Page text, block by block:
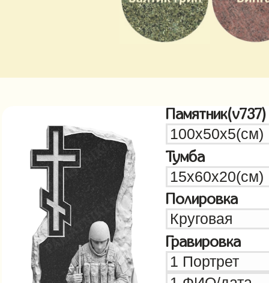
Памятник(v737)
Тумба
Полировка
Гравировка